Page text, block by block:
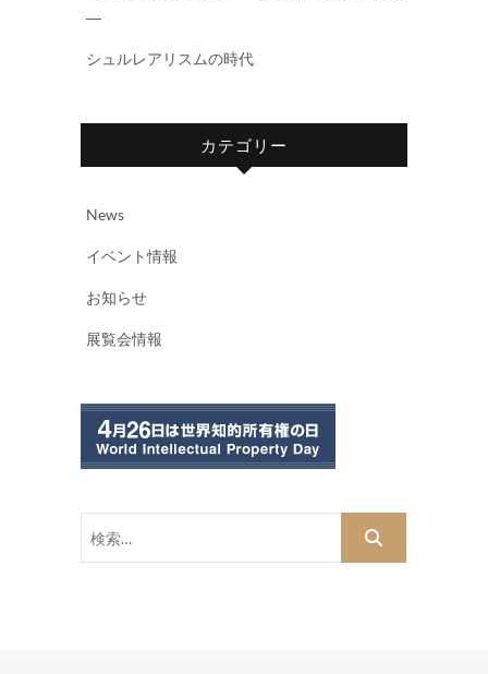
―
シュルレアリスムの時代
カテゴリー
News
イベント情報
お知らせ
展覧会情報